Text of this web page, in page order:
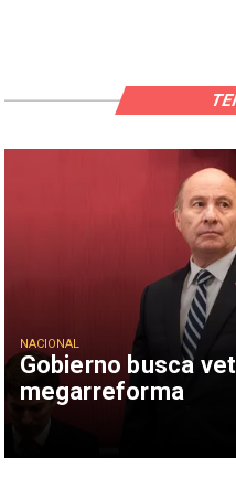
Gobierno busca
megarreforma
NACIONAL